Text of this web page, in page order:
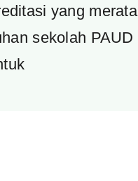
yang merata
sekolah PAUD